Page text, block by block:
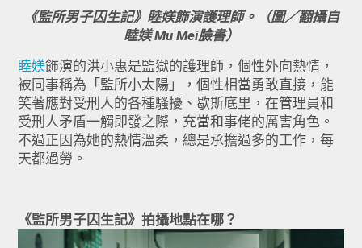
《監所男子囚生記》睦媄飾演護理師。（圖／翻攝自
睦媄 Mu Mei臉書）
睦媄飾演的洪小惠是監獄的護理師，個性外向熱情，
被同事稱為「監所小太陽」，個性相當勇敢直接，能
笑著應對受刑人的各種騷擾、歇斯底里，在管理員和
受刑人矛盾一觸即發之際，充當和事佬的厲害角色。
不過正因為她的熱情溫柔，總是承擔過多的工作，每
天都過勞。
《監所男子囚生記》拍攝地點在哪？